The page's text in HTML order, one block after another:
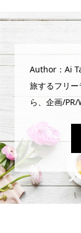
Author：Ai
旅するフリ
ら、企画/PR/